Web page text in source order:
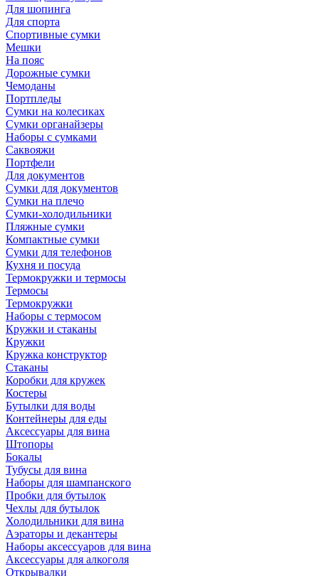
Для шопинга
Для спорта
Спортивные сумки
Мешки
На пояс
Дорожные сумки
Чемоданы
Портпледы
Сумки на колесиках
Сумки органайзеры
Наборы с сумками
Саквояжи
Портфели
Для документов
Сумки для документов
Сумки на плечо
Сумки-холодильники
Пляжные сумки
Компактные сумки
Сумки для телефонов
Кухня и посуда
Термокружки и термосы
Термосы
Термокружки
Наборы с термосом
Кружки и стаканы
Кружки
Кружка конструктор
Стаканы
Коробки для кружек
Костеры
Бутылки для воды
Контейнеры для еды
Аксессуары для вина
Штопоры
Бокалы
Тубусы для вина
Наборы для шампанского
Пробки для бутылок
Чехлы для бутылок
Холодильники для вина
Аэраторы и декантеры
Наборы аксессуаров для вина
Аксессуары для алкоголя
Открывалки